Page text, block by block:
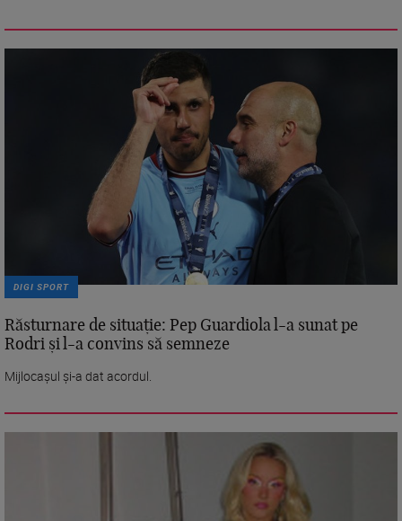
DIGI SPORT
Răsturnare de situație: Pep Guardiola l-a sunat pe
Rodri și l-a convins să semneze
Mijlocașul și-a dat acordul.